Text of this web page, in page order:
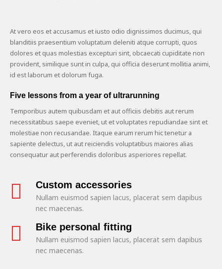
At vero eos et accusamus et iusto odio dignissimos ducimus, qui
blanditiis praesentium voluptatum deleniti atque corrupti, quos
dolores et quas molestias excepturi sint, obcaecati cupiditate non
provident, similique sunt in culpa, qui officia deserunt mollitia animi,
id est laborum et dolorum fuga.
Five lessons from a year of ultrarunning
Temporibus autem quibusdam et aut officiis debitis aut rerum
necessitatibus saepe eveniet, ut et voluptates repudiandae sint et
molestiae non recusandae. Itaque earum rerum hic tenetur a
sapiente delectus, ut aut reiciendis voluptatibus maiores alias
consequatur aut perferendis doloribus asperiores repellat.
Custom accessories
Nullam euismod sapien lacus, placerat sem dapibus
nec maecenas.
Bike personal fitting
Nullam euismod sapien lacus, placerat sem dapibus
nec maecenas.